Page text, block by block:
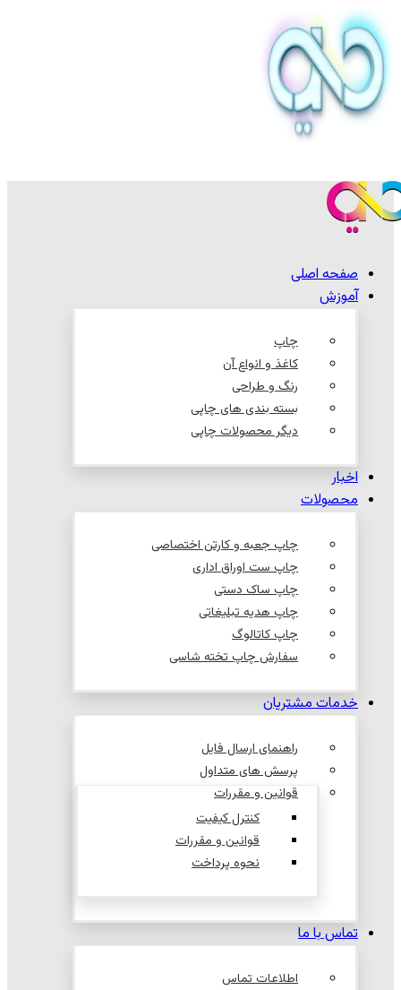
صفحه اصلی
آموزش
چاپ
کاغذ و انواع آن
رنگ و طراحی
بسته بندی های چاپی
دیگر محصولات چاپی
اخبار
محصولات
چاپ جعبه و کارتن اختصاصی
چاپ ست اوراق اداری
چاپ ساک دستی
چاپ هدیه تبلیغاتی
چاپ کاتالوگ
سفارش چاپ تخته شاسی
خدمات مشتریان
راهنمای ارسال فایل
پرسش های متداول
قوانین و مقررات
کنترل کیفیت
قوانین و مقررات
نحوه پرداخت
تماس با ما
اطلاعات تماس